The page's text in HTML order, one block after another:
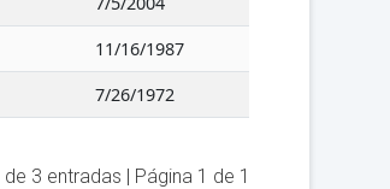
11/16/1987
7/26/1972
de 3 entradas | Página 1 de 1